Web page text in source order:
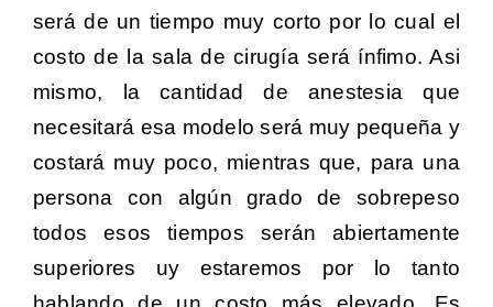
será de un tiempo muy corto por lo cual el
costo de la sala de cirugía será ínfimo. Asi
mismo, la cantidad de anestesia que
necesitará esa modelo será muy pequeña y
costará muy poco, mientras que, para una
persona con algún grado de sobrepeso
todos esos tiempos serán abiertamente
superiores uy estaremos por lo tanto